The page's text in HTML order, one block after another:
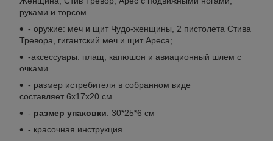
руками и торсом
- оружие: меч и щит Чудо-женщины, 2 пистолета Стива
Тревора, гигантский меч и щит Ареса;
-аксессуары: плащ, капюшон и авиационный шлем с
очками.
- размер истребителя в собранном виде
составляет 6х17х20 см
- размер упаковки: 30*25*6 см
- красочная инструкция